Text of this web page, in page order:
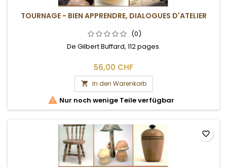
TOURNAGE - BIEN APPRENDRE, DIALOGUES D'ATELIER
(0)
De Gilbert Buffard, 112 pages.
56,00 CHF
 In den Warenkorb
 Nur noch wenige Teile verfügbar
favorite_border